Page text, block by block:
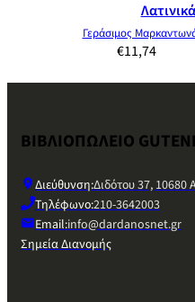
Γεράσιμος
€11,74
ΒΙΒΛΙΟΠΩΛΕΙΟ
Διεύθυνση:Διδότου 37, 10680
Τηλέφωνο:210-3642003
Email:info@dardanosnet.gr
Σημεία Διανομής